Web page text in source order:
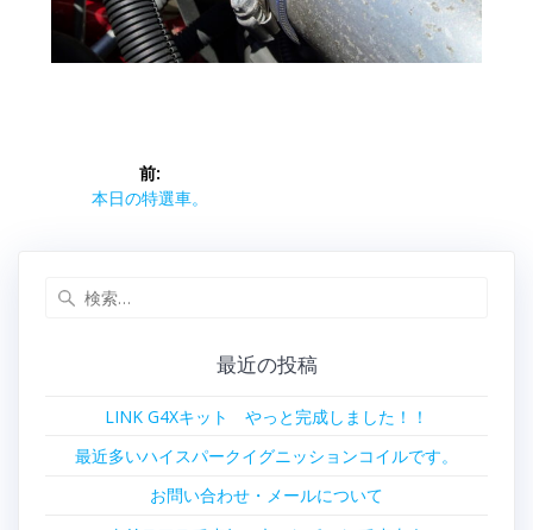
ビ
前:
前
本日の特選車。
最近の投稿
LINK G4Xキット やっと完成しました！！
最近多いハイスパークイグニッションコイルです。
お問い合わせ・メールについて